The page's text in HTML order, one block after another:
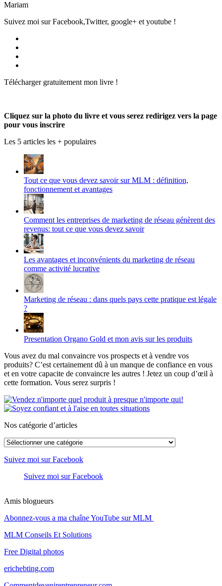
Mariam
Suivez moi sur Facebook,Twitter, google+ et youtube !
sur
porodumlm
de
profil
Google+
Télécharger gratuitement mon livre !
Cliquez sur la photo du livre et vous serez redirigez vers la page
pour vous inscrire
Les 5 articles les + populaires
Tout ce que vous devez savoir sur MLM : définition,
fonctionnement et avantages
Comment les entreprises de marketing de réseau génèrent des
revenus: tout ce que vous devez savoir
Les avantages et inconvénients du marketing de réseau
comme activité lucrative
Marketing de réseau : dans quels pays cette pratique est légale
?
Presentation Organo Gold et mon avis sur les produits
Vous avez du mal convaincre vos prospects et à vendre vos
produits? C’est certainement dû à un manque de confiance en vous
et en votre capacite de convaincre les autres ! Jetez un coup d’œil à
cette formation. Vous serez surpris !
Nos catégorie d’articles
Nos
d’articles
Suivez moi sur Facebook
Suivez moi sur Facebook
Amis blogueurs
Abonnez-vous a ma chaîne YouTube sur MLM
MLM Conseils Et Solutions
Free Digital photos
erichebting.com